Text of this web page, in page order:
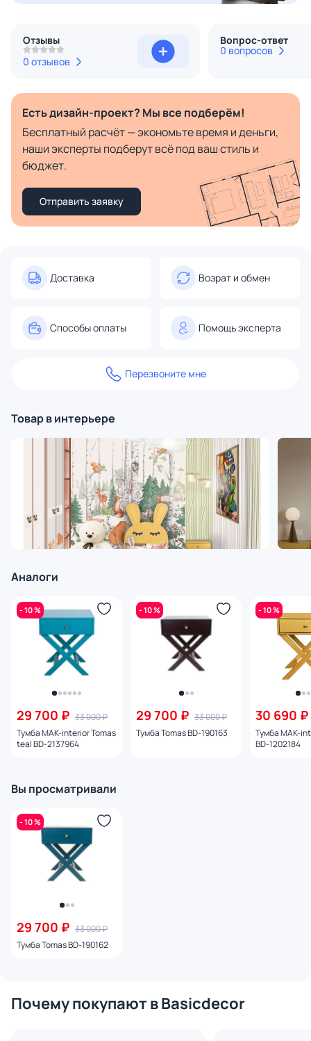
Отзывы
0 отзывов
Вопрос-ответ
0 вопросов
Есть дизайн-проект? Мы все подберём!
Бесплатный расчёт — экономьте время и деньги,
наши эксперты подберут всё под ваш стиль и
бюджет.
Отправить заявку
Доставка Возрат и обмен
Способы оплаты Помощь эксперта
Перезвоните мне
Товар в интерьере
Аналоги
- 10 %
29 700 ₽ 33 000 ₽
Тумба MAK-interior Tomas
teal BD-2137964
- 10 %
29 700 ₽ 33 000 ₽
Тумба Tomas BD-190163
- 10 %
30 690 ₽
Тумба MAK-
BD-1202184
Вы просматривали
- 10 %
29 700 ₽ 33 000 ₽
Тумба Tomas BD-190162
Почему покупают в Basicdecor